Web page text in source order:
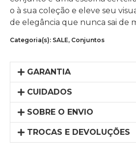
o à sua coleção e eleve seu
de elegância que nunca sai de
Categoria(s): SALE, Conjuntos
GARANTIA
CUIDADOS
SOBRE O ENVIO
TROCAS E DEVOLUÇÕES